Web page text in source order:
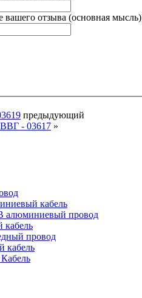
вашего отзыва (основная мысль)
предыдующий
- 03617 »
кабель
провод
провод
кабель